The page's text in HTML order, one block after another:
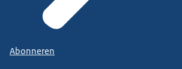
Abonneren